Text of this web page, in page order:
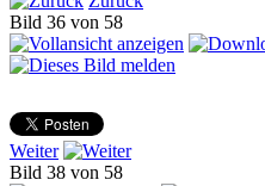
Bild 36 von 58
Weiter
Bild 38 von 58